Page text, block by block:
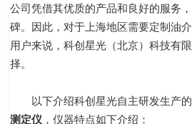
公司凭借其优质的产品和良好的服务
碑。因此，对于上海地区需要定制油
用户来说，科创星光（北京）科技有
择。
以下介绍科创星光自主研发生产的
测定仪，仪器特点如下介绍：